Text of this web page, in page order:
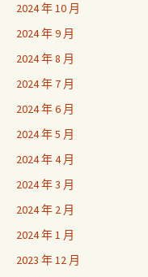
2024 年 10 月
2024 年 9 月
2024 年 8 月
2024 年 7 月
2024 年 6 月
2024 年 5 月
2024 年 4 月
2024 年 3 月
2024 年 2 月
2024 年 1 月
2023 年 12 月